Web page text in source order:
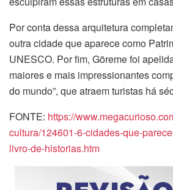
Por conta dessa arquitetura
outra cidade que aparece como
UNESCO. Por fim, Göreme foi
maiores e mais impressionantes
do mundo”, que atraem turistas há
FONTE: https://
cultura/124601-6-cidades-que-
livro-de-historias.htm